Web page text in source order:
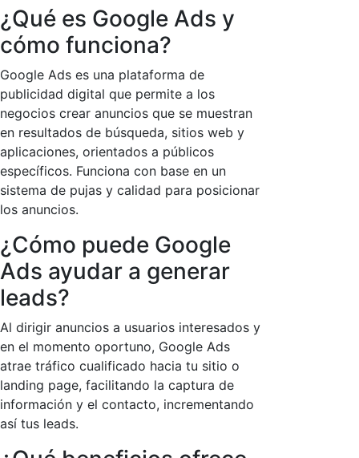
¿Qué es Google Ads y
cómo funciona?
Google Ads es una plataforma de
publicidad digital que permite a los
negocios crear anuncios que se muestran
en resultados de búsqueda, sitios web y
aplicaciones, orientados a públicos
específicos. Funciona con base en un
sistema de pujas y calidad para posicionar
los anuncios.
¿Cómo puede Google
Ads ayudar a generar
leads?
Al dirigir anuncios a usuarios interesados y
en el momento oportuno, Google Ads
atrae tráfico cualificado hacia tu sitio o
landing page, facilitando la captura de
información y el contacto, incrementando
así tus leads.